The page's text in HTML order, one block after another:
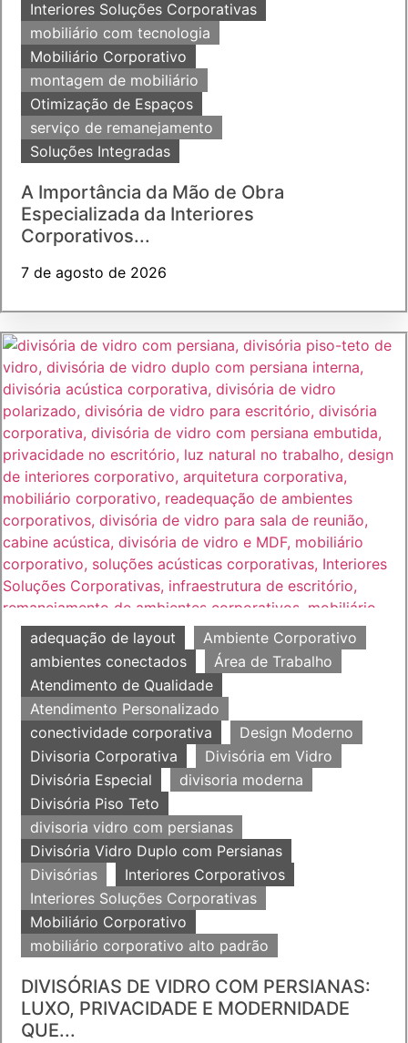
Interiores Soluções Corporativas
mobiliário com tecnologia
Mobiliário Corporativo
montagem de mobiliário
Otimização de Espaços
serviço de remanejamento
Soluções Integradas
A Importância da Mão de Obra
Especializada da Interiores
Corporativos...
7 de agosto de 2026
adequação de layout
Ambiente Corporativo
ambientes conectados
Área de Trabalho
Atendimento de Qualidade
Atendimento Personalizado
conectividade corporativa
Design Moderno
Divisoria Corporativa
Divisória em Vidro
Divisória Especial
divisoria moderna
Divisória Piso Teto
divisoria vidro com persianas
Divisória Vidro Duplo com Persianas
Divisórias
Interiores Corporativos
Interiores Soluções Corporativas
Mobiliário Corporativo
mobiliário corporativo alto padrão
DIVISÓRIAS DE VIDRO COM PERSIANAS:
LUXO, PRIVACIDADE E MODERNIDADE
QUE...